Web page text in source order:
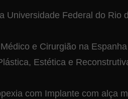
Universidade Federal do
e Cirurgião na
Estética e
com Implante com alça